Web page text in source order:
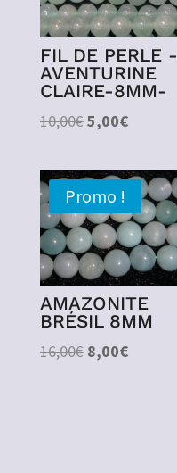
FIL DE PERLE -
AVENTURINE
CLAIRE-8MM-
10,00€Le
initial
était :
10,00€.
5,00€Le
actuel
est :
5,00€.
Promo !
AMAZONITE
BRÉSIL 8MM
16,00€ Le
8,00€Le